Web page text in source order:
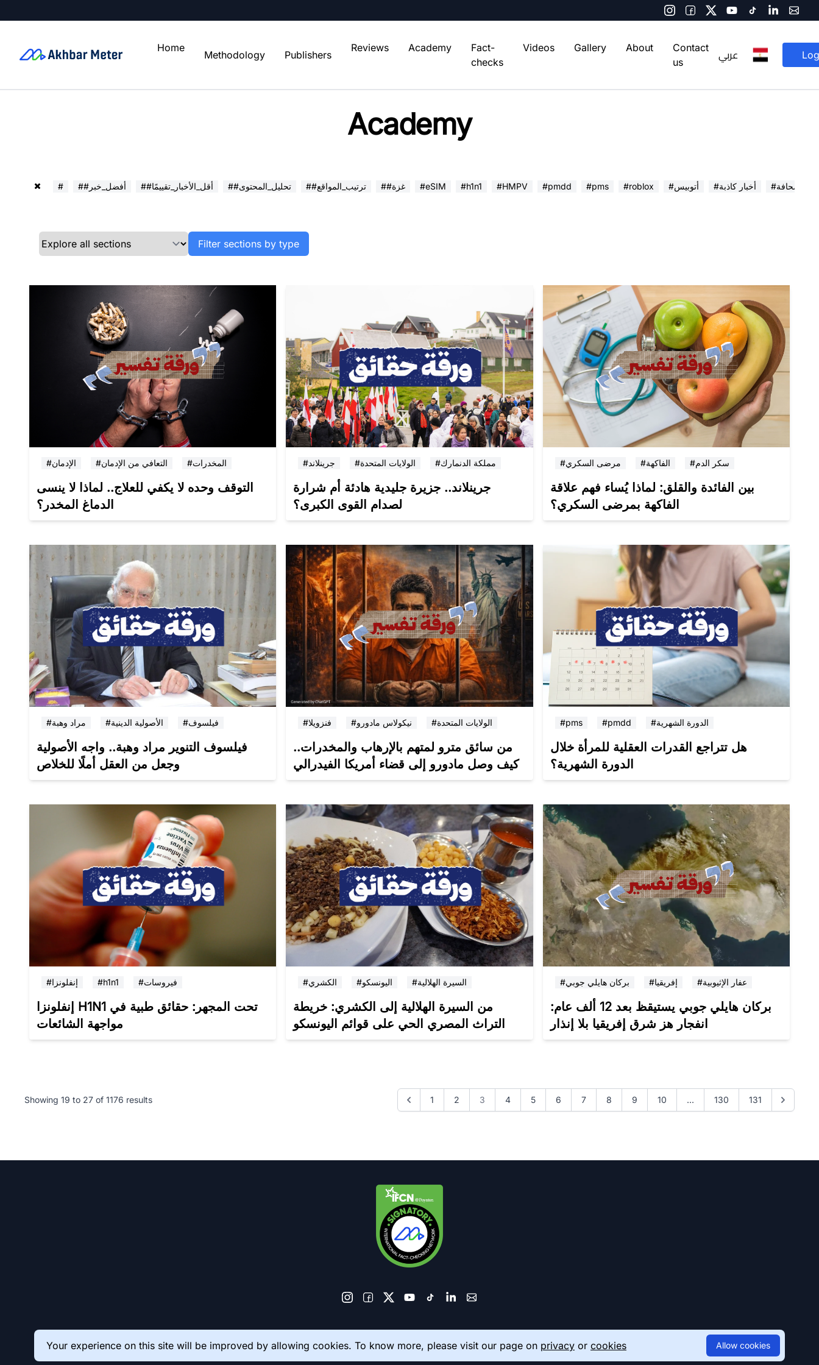
Home
Methodology Publishers
Reviews Academy
Fact-
checks
Videos Gallery About
Contact
us
عربي
Academy
# ##أفضل_خبر ##أقل_الأخبار_تقييمًا ##تحليل_المحتوى ##ترتيب_المواقع ##غزة #eSIM #h1n1 #HMPV #pmdd #pms #roblox #أتوبيس #أخبار كاذبة في الصحافة
Filter sections by type
#الإدمان #التعافي من الإدمان #المخدرات
التوقف وحده لا يكفي للعلاج.. لماذا لا ينسى
الدماغ المخدر؟
#جرينلاند #الولايات المتحدة #مملكة الدنمارك
جرينلاند.. جزيرة جليدية هادئة أم شرارة
لصدام القوى الكبرى؟
#مرضى السكري #الفاكهة #سكر الدم
بين الفائدة والقلق: لماذا يُساء فهم علاقة
الفاكهة بمرضى السكري؟
#مراد وهبة #الأصولية الدينية #فيلسوف
فيلسوف التنوير مراد وهبة.. واجه الأصولية
وجعل من العقل أملًا للخلاص
#فنزويلا #نيكولاس مادورو #الولايات المتحدة
من سائق مترو لمتهم بالإرهاب والمخدرات..
كيف وصل مادورو إلى قضاء أمريكا الفيدرالي
#pms #pmdd #الدورة الشهرية
هل تتراجع القدرات العقلية للمرأة خلال
الدورة الشهرية؟
#إنفلونزا #h1n1 #فيروسات
إنفلونزا H1N1 تحت المجهر: حقائق طبية في
مواجهة الشائعات
#الكشري #اليونسكو #السيرة الهلالية
من السيرة الهلالية إلى الكشري: خريطة
التراث المصري الحي على قوائم اليونسكو
#بركان هايلي جوبي #إفريقيا #عفار الإثيوبية
بركان هايلي جوبي يستيقظ بعد 12 ألف عام:
انفجار هز شرق إفريقيا بلا إنذار
Showing 19 to 27 of 1176 results 1 2 3 4 5 6 7 8 9 10 ... 130 131
Your experience on this site will be improved by allowing cookies. To know more, please visit our page on privacy or cookies Allow cookies